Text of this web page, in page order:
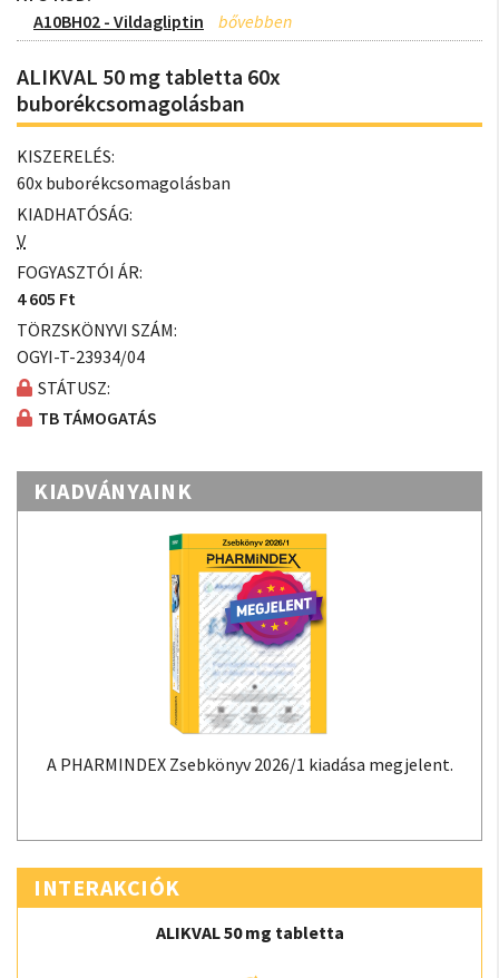
A10BH02 - Vildagliptin
ALIKVAL 50 mg tabletta 60x
buborékcsomagolásban
KISZERELÉS:
60x buborékcsomagolásban
KIADHATÓSÁG:
V
FOGYASZTÓI ÁR:
4 605 Ft
TÖRZSKÖNYVI SZÁM:
OGYI-T-23934/04
STÁTUSZ:
TB TÁMOGATÁS
KIADVÁNYAINK
A PHARMINDEX Zsebkönyv 2026/1 kiadása megjelent.
INTERAKCIÓK
ALIKVAL 50 mg tabletta